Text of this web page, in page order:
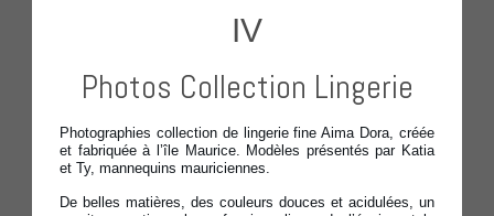
IV
Photos Collection Lingerie
Photographies collection de lingerie fine Aima Dora, créée
et fabriquée à l’île Maurice. Modèles présentés par Katia
et Ty, mannequins mauriciennes.
De belles matières, des couleurs douces et acidulées, un